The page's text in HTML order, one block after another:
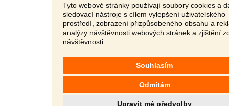
Tyto webové stránky používají soubory cookies a
sledovací nástroje s cílem vylepšení uživatelského
prostředí, zobrazení přizpůsobeného obsahu a
analýzy návštěvnosti webových stránek a zjištění
návštěvnosti.
Souhlasím
Odmítám
Upravit mé předvolby